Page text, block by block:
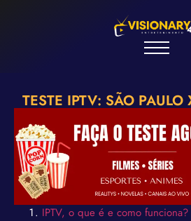
TESTE IPTV: SÃO PAULO
IPTV, o que é e como funciona?